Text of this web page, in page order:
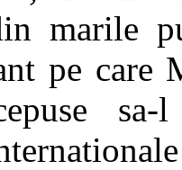
marile
pe care